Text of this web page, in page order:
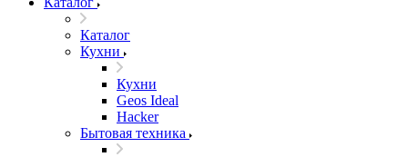
Каталог
Кухни
Кухни
Geos Ideal
Hacker
Бытовая техника